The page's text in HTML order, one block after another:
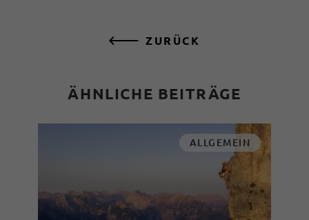
ZURÜCK
ÄHNLICHE BEITRÄGE
ALLGEMEIN